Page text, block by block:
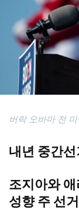
버락 오바마 전
내년 중간
조지아와
성향 주 선